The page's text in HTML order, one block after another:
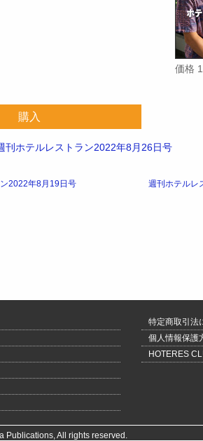
価格
購入
刊ホテルレストラン2022年8月26日号
2022年8月19日号 週刊ホテルレ
特定商取引法
個人情報保護
HOTERES
Publications, All rights reserved.